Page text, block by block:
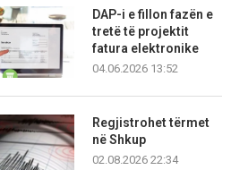
DAP-i e fillon fazën e
tretë të projektit
fatura elektronike
04.06.2026 13:52
Regjistrohet tërmet
në Shkup
02.08.2026 22:34